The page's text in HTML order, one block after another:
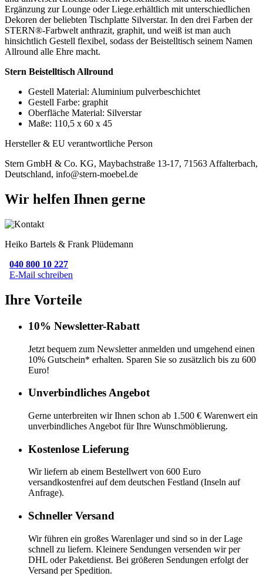
Ergänzung zur Lounge oder Liege.erhältlich mit unterschiedlichen
Dekoren der beliebten Tischplatte Silverstar. In den drei Farben der
STERN®-Farbwelt anthrazit, graphit, und weiß ist man auch
hinsichtlich Gestell flexibel, sodass der Beistelltisch seinem Namen
Allround alle Ehre macht.
Stern Beistelltisch Allround
Gestell Material: Aluminium pulverbeschichtet
Gestell Farbe: graphit
Oberfläche Material: Silverstar
Maße: 110,5 x 60 x 45
Hersteller & EU verantwortliche Person
Stern GmbH & Co. KG, Maybachstraße 13-17, 71563 Affalterbach,
Deutschland, info@stern-moebel.de
Wir helfen Ihnen gerne
Heiko Bartels & Frank Plüdemann
040 800 10 227
E-Mail schreiben
Ihre Vorteile
10% Newsletter-Rabatt
Jetzt bequem zum Newsletter anmelden und umgehend einen
10% Gutschein* erhalten. Sparen Sie so zusätzlich bis zu 600
Euro!
Unverbindliches Angebot
Gerne unterbreiten wir Ihnen schon ab 1.500 € Warenwert ein
unverbindliches Angebot für Ihre Wunschmöblierung.
Kostenlose Lieferung
Wir liefern ab einem Bestellwert von 600 Euro
versandkostenfrei auf dem deutschen Festland (Inseln auf
Anfrage).
Schneller Versand
Wir führen ein großes Warenlager und sind so in der Lage
schnell zu liefern. Kleinere Sendungen versenden wir per
DHL oder Paketdienst. Bei größeren Sendungen erfolgt der
Versand per Spedition.